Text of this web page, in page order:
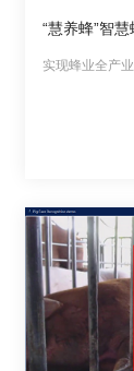
“慧养蜂”智慧
实现蜂业全产